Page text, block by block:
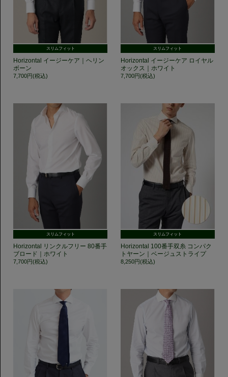
スリムフィット
Horizontal イージーケア｜ヘリン
ボーン
7,700円(税込)
スリムフィット
Horizontal イージーケア ロイヤル
オックス｜ホワイト
7,700円(税込)
スリムフィット
Horizontal リンクルフリー 80番手
ブロード｜ホワイト
7,700円(税込)
スリムフィット
Horizontal 100番手双糸 コンパク
トヤーン｜ベージュストライプ
8,250円(税込)